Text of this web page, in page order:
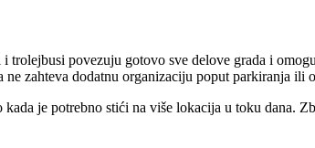
povezuju gotovo sve delove grada i
zahteva dodatnu organizaciju poput parkiranja ili
je potrebno stići na više lokacija u toku dana.